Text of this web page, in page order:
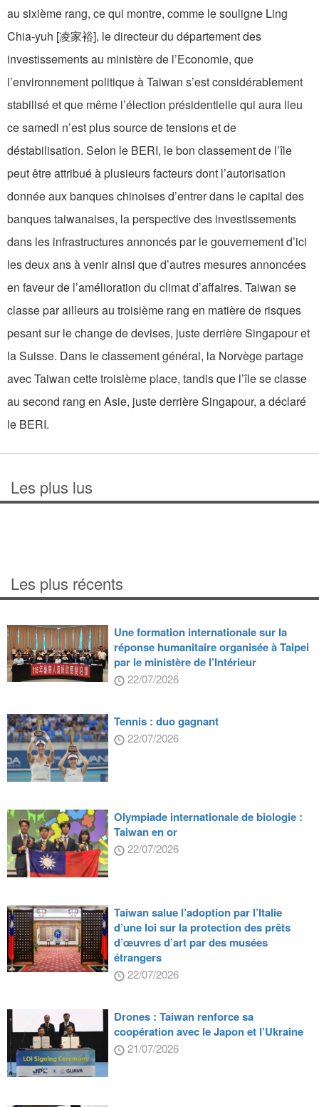
au sixième rang, ce qui montre, comme le souligne Ling
Chia-yuh [凌家裕], le directeur du département des
investissements au ministère de l’Economie, que
l’environnement politique à Taiwan s’est considérablement
stabilisé et que même l’élection présidentielle qui aura lieu
ce samedi n’est plus source de tensions et de
déstabilisation. Selon le BERI, le bon classement de l’île
peut être attribué à plusieurs facteurs dont l’autorisation
donnée aux banques chinoises d’entrer dans le capital des
banques taiwanaises, la perspective des investissements
dans les infrastructures annoncés par le gouvernement d’ici
les deux ans à venir ainsi que d’autres mesures annoncées
en faveur de l’amélioration du climat d’affaires. Taiwan se
classe par ailleurs au troisième rang en matière de risques
pesant sur le change de devises, juste derrière Singapour et
la Suisse. Dans le classement général, la Norvège partage
avec Taiwan cette troisième place, tandis que l’île se classe
au second rang en Asie, juste derrière Singapour, a déclaré
le BERI.
Les plus lus
Les plus récents
Une formation internationale sur la
réponse humanitaire organisée à Taipei
par le ministère de l’Intérieur
22/07/2026
Tennis : duo gagnant
22/07/2026
Olympiade internationale de biologie :
Taiwan en or
22/07/2026
Taiwan salue l’adoption par l’Italie
d’une loi sur la protection des prêts
d’œuvres d’art par des musées
étrangers
22/07/2026
Drones : Taiwan renforce sa
coopération avec le Japon et l’Ukraine
21/07/2026